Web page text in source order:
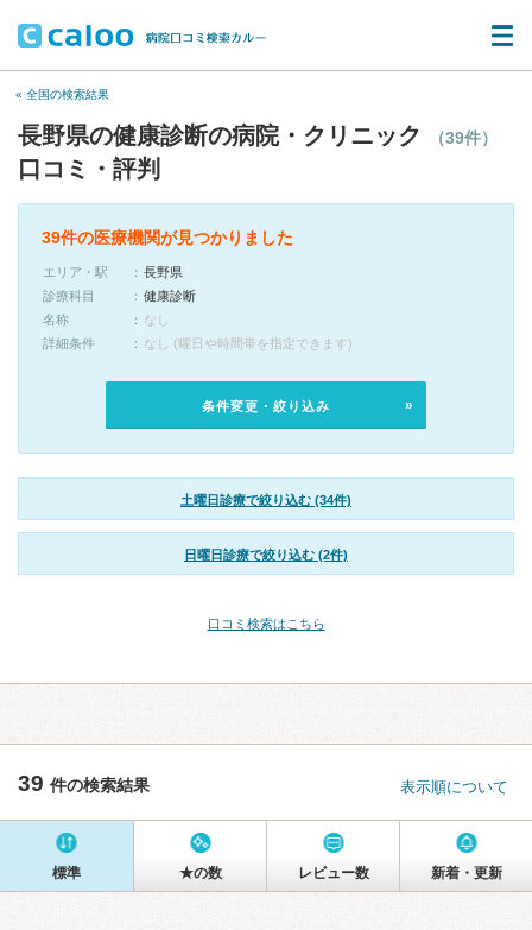
« 全国の検索結果
長野県の健康診断の病院・クリニック （39件）
口コミ・評判
39件の医療機関が見つかりました
エリア・駅
長野県
診療科目
健康診断
名称
なし
詳細条件
なし (曜日や時間帯を指定できます)
条件変更・絞り込み
土曜日診療で絞り込む (34件)
日曜日診療で絞り込む (2件)
口コミ検索はこちら
39 件の検索結果 表示順について
標準 ★の数 レビュー数 新着・更新